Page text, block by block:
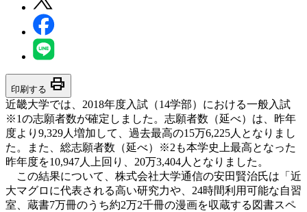
印刷する print
近畿大学では、2018年度入試（14学部）における一般入試
※1の志願者数が確定しました。志願者数（延べ）は、昨年
度より9,329人増加して、過去最高の15万6,225人となりまし
た。また、総志願者数（延べ）※2も本学史上最高となった
昨年度を10,947人上回り、20万3,404人となりました。
この結果について、株式会社大学通信の安田賢治氏は「近
大マグロに代表される高い研究力や、24時間利用可能な自習
室、蔵書7万冊のうち約2万2千冊の漫画を収蔵する図書スペ